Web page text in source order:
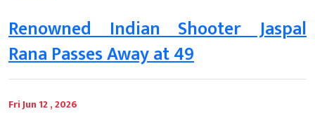
Renowned Indian Shooter Jaspal
Rana Passes Away at 49
Fri Jun 12 , 2026